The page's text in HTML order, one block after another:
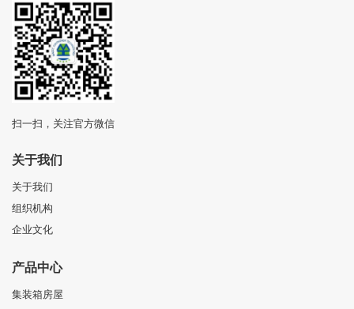
扫一扫，关注官方微信
关于我们
关于我们
组织机构
企业文化
产品中心
集装箱房屋